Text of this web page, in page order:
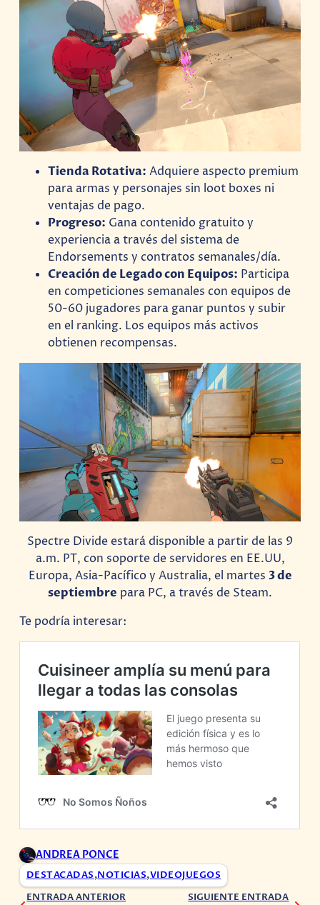
Tienda Rotativa: Adquiere aspecto premium
para armas y personajes sin loot boxes ni
ventajas de pago.
Progreso: Gana contenido gratuito y
experiencia a través del sistema de
Endorsements y contratos semanales/día.
Creación de Legado con Equipos: Participa
en competiciones semanales con equipos de
50-60 jugadores para ganar puntos y subir
en el ranking. Los equipos más activos
obtienen recompensas.
Spectre Divide estará disponible a partir de las 9
a.m. PT, con soporte de servidores en EE.UU,
Europa, Asia-Pacífico y Australia, el martes 3 de
septiembre para PC, a través de Steam.
Te podría interesar:
ANDREA PONCE
DESTACADAS,NOTICIAS,VIDEOJUEGOS
ENTRADA ANTERIOR
SIGUIENTE ENTRADA